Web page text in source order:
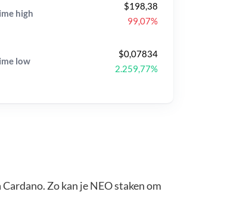
high
$198,38
99,07%
low
$0,07834
2.259,77%
Zo kan je NEO staken om